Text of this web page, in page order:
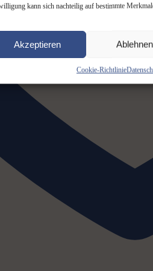
kann sich nachteilig auf bestimmte
Akzeptieren Ablehnen
Cookie-Richtlinie